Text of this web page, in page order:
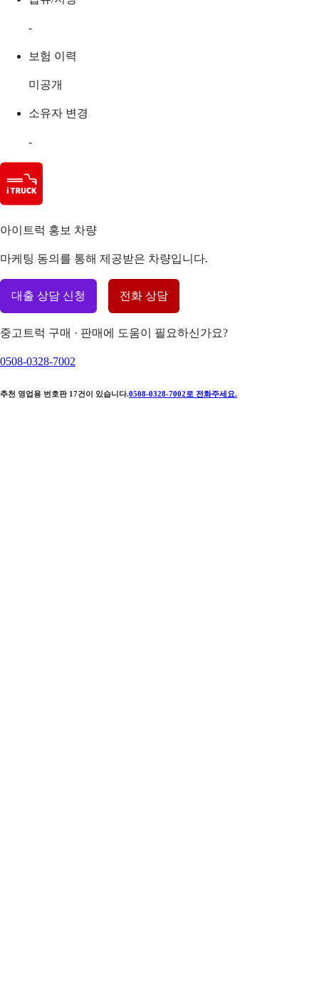
-
보험 이력
미공개
소유자 변경
-
아이트럭 홍보 차량
마케팅 동의를 통해 제공받은 차량입니다.
대출 상담 신청 전화 상담
중고트럭 구매 · 판매에 도움이 필요하신가요?
0508-0328-7002
추천 영업용 번호판 17건이 있습니다.0508-0328-7002 로 전화주세요.